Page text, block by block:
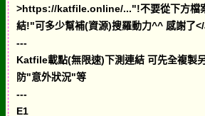
>https://katfile.online/..."!不要從下方檔
結!"可多少幫補(資源)搜羅動力^^ 感謝了
---
Katfile載點(無限速)下測連結 可先全複製
防"意外狀況"等
---
E1